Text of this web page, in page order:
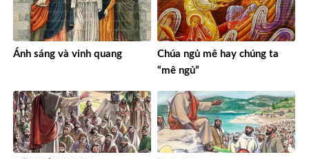
Ánh sáng và vinh quang
Chúa ngủ mê hay chúng ta
“mê ngủ”